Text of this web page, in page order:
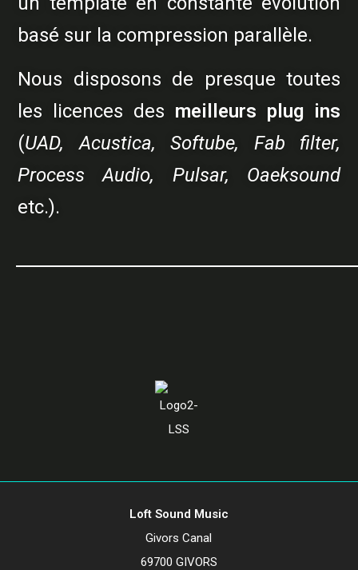
basé sur la compression parallèle.
Nous disposons de presque toutes
les licences des meilleurs plug ins
(UAD, Acustica, Softube, Fab filter,
Process Audio, Pulsar, Oaeksound
etc.).
Loft Sound Music
Givors Canal
69700 GIVORS